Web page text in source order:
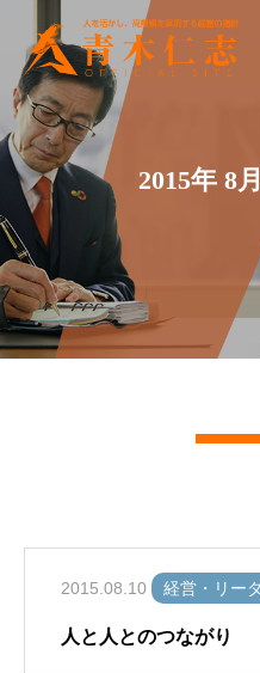
2015年 8
2015.08.10 経営・リー
人と人とのつながり